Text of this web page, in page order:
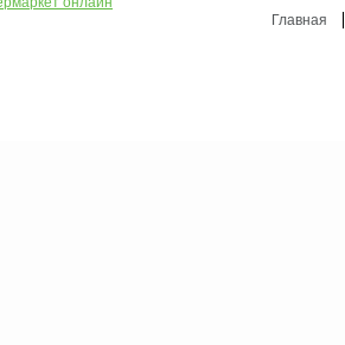
Главная